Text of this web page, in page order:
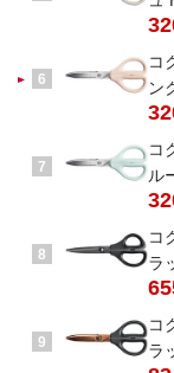
6
コ
ン
7
コ
ル
8
コ
ラ
9
コ
ラ